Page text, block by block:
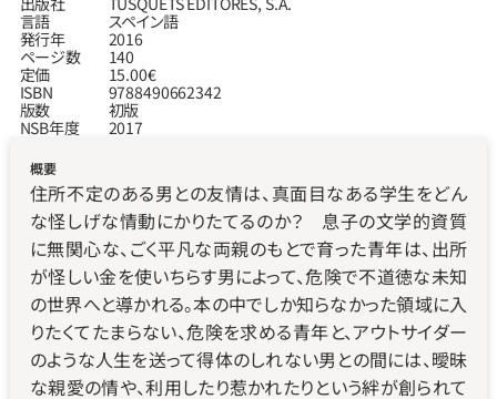
言語
スペイン語
発行年
2016
ページ数
140
定価
15.00€
ISBN
9788490662342
版数
初版
NSB年度
2017
概要
住所不定のある男との友情は、真面目なある学生をどん
な怪しげな情動にかりたてるのか？　息子の文学的資質
に無関心な、ごく平凡な両親のもとで育った青年は、出所
が怪しい金を使いちらす男によって、危険で不道徳な未知
の世界へと導かれる。本の中でしか知らなかった領域に入
りたくてたまらない、危険を求める青年と、アウトサイダー
のような人生を送って得体のしれない男との間には、曖昧
な親愛の情や、利用したり惹かれたりという絆が創られて